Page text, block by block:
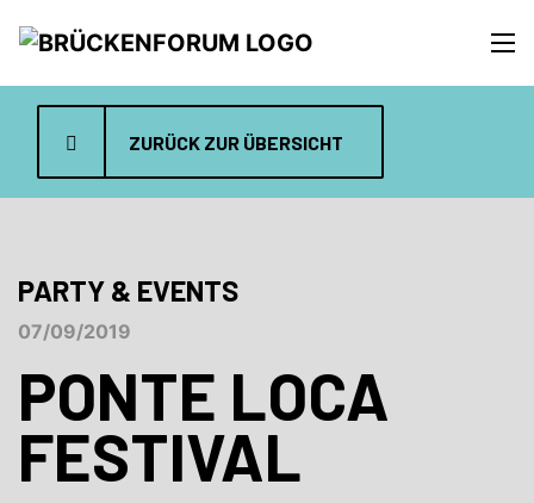
ZURÜCK ZUR ÜBERSICHT
PARTY & EVENTS
07/09/2019
PONTE LOCA
FESTIVAL